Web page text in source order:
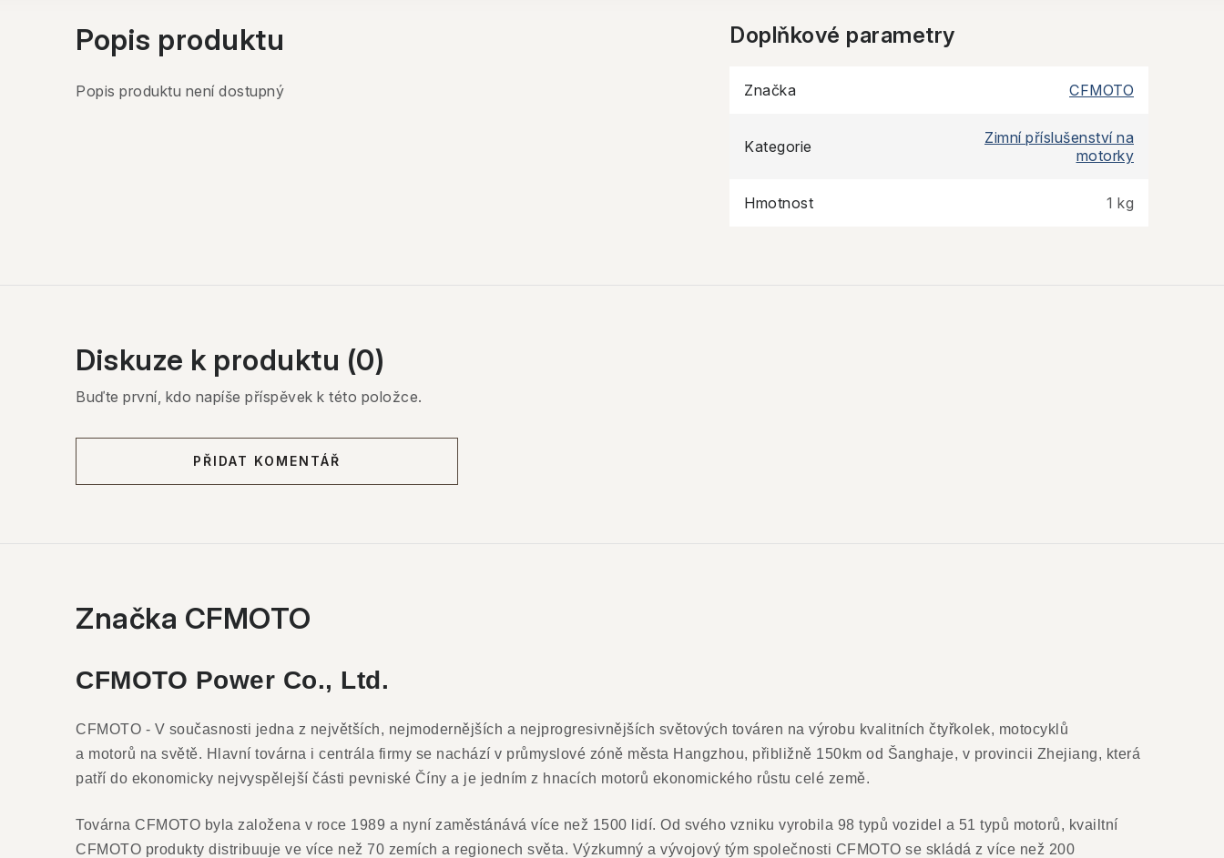
Popis produktu
Popis produktu není dostupný
Doplňkové parametry
Značka CFMOTO
Kategorie
Zimní příslušenství na
motorky
Hmotnost 1 kg
Diskuze k produktu (0)
Buďte první, kdo napíše příspěvek k této položce.
PŘIDAT KOMENTÁŘ
Značka CFMOTO
CFMOTO Power Co., Ltd.
CFMOTO - V současnosti jedna z největších, nejmodernějších a nejprogresivnějších světových továren na výrobu kvalitních čtyřkolek, motocyklů
a motorů na světě. Hlavní továrna i centrála firmy se nachází v průmyslové zóně města Hangzhou, přibližně 150km od Šanghaje, v provincii Zhejiang, která
patří do ekonomicky nejvyspělejší části pevniské Číny a je jedním z hnacích motorů ekonomického růstu celé země.
Továrna CFMOTO byla založena v roce 1989 a nyní zaměstánává více než 1500 lidí. Od svého vzniku vyrobila 98 typů vozidel a 51 typů motorů, kvailtní
CFMOTO produkty distribuuje ve více než 70 zemích a regionech světa. Výzkumný a vývojový tým společnosti CFMOTO se skládá z více než 200